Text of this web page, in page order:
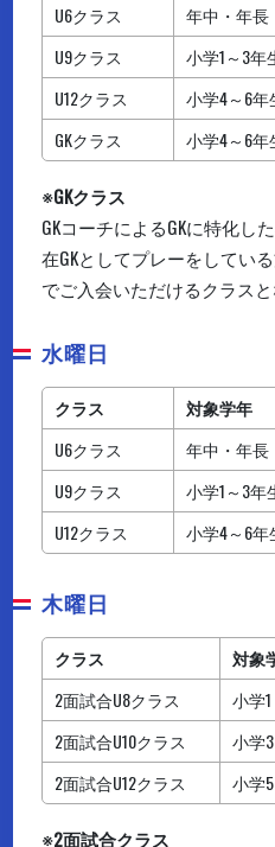
U6クラス
年中・年長
U9クラス
小学1～3年
U12クラス
小学4～6年
GKクラス
小学4～6年
※GKクラス
GKコーチによるGKに特化し
在GKとしてプレーをしてい
でご入会いただけるクラスと
水曜日
クラス 対象学年
U6クラス
年中・年長
U9クラス
小学1～3年
U12クラス
小学4～6年
木曜日
クラス 対象
2面試合U8クラス
小学
2面試合U10クラス
小学
2面試合U12クラス
小学
※2面試合クラス